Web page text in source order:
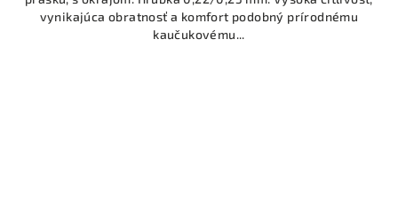
vynikajúca obratnosť a komfort podobný prírodnému
kaučukovému...